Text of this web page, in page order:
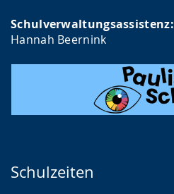
Schulverwaltungsassistenz:
Hannah Beernink
Schulzeiten